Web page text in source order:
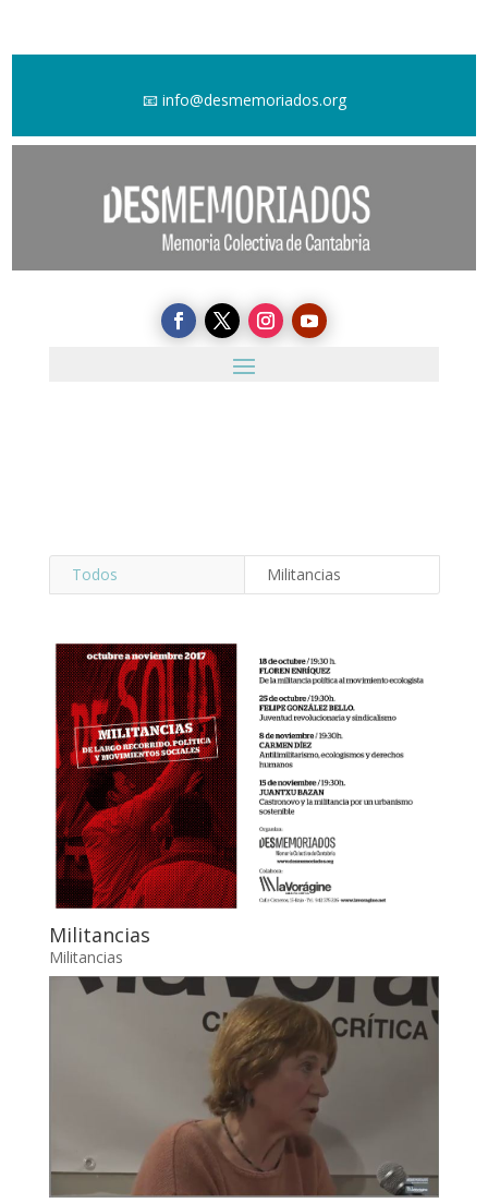
📧 info@desmemoriados.org
Todos Militancias
Militancias
Militancias